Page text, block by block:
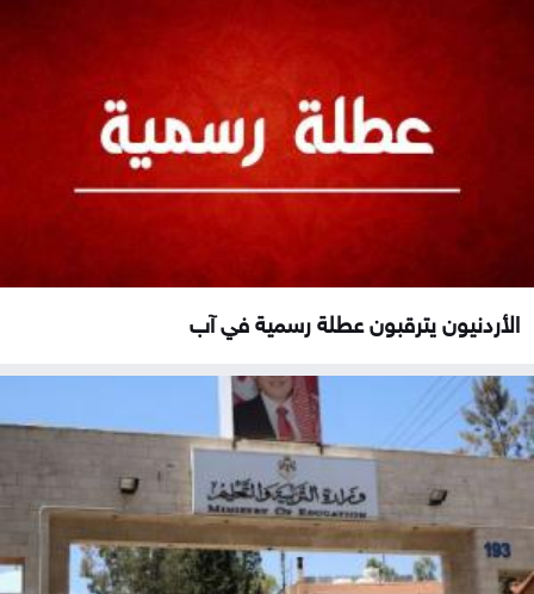
الأردنيون يترقبون عطلة رسمية في آب